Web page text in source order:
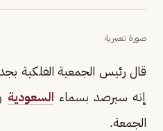
صورة تعبيرية
قال رئيس الجمعية الفلكية
إنه سيرصد بسماء السعودية
الجمعة.